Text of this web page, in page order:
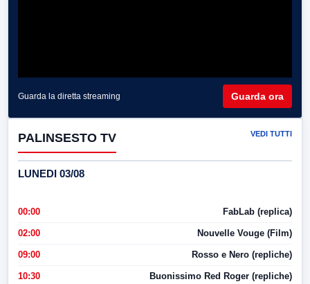
Guarda la diretta streaming Guarda ora
PALINSESTO TV VEDI TUTTI
LUNEDI 03/08
00:00 FabLab (replica)
02:00 Nouvelle Vouge (Film)
09:00 Rosso e Nero (repliche)
10:30 Buonissimo Red Roger (repliche)